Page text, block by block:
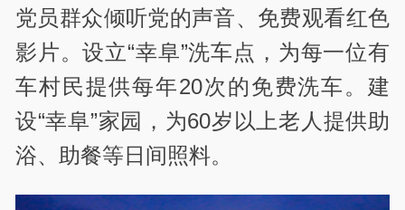
党员群众倾听党的声音、免费观看红色
影片。设立“幸阜”洗车点，为每一位有
车村民提供每年20次的免费洗车。建
设“幸阜”家园，为60岁以上老人提供助
浴、助餐等日间照料。